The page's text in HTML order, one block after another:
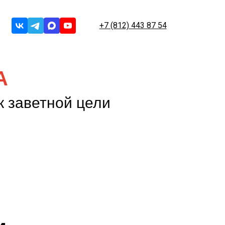
+7 (812) 443 87 54
заветной цели